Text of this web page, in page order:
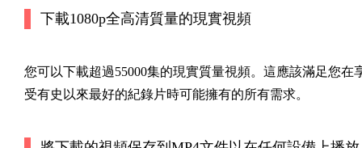
下載1080p全高清質量的現實視頻
您可以下載超過55000集的現實質量視頻。這應該滿足您在
受有史以來最好的紀錄片時可能擁有的所有需求。